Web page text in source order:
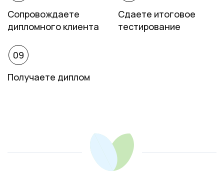
Сопровождаете
дипломного клиента
Сдаете итоговое
тестирование
09
Получаете диплом